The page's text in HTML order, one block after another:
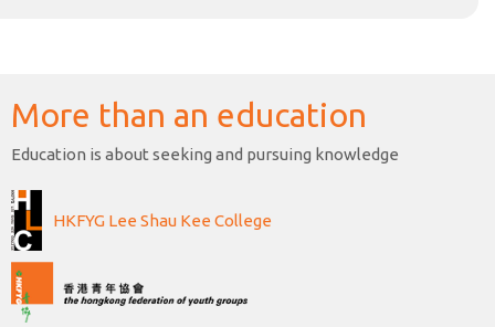
More than an education
Education is about seeking and pursuing knowledge
HKFYG Lee Shau Kee College